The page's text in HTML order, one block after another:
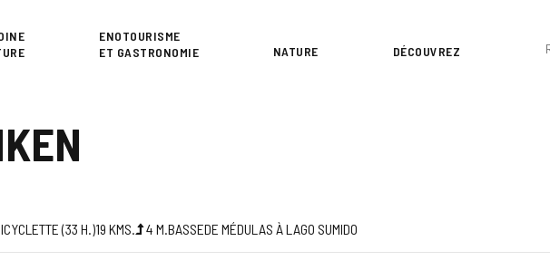
ENOTOURISME
ET GASTRONOMIE
NATURE DÉCOUVREZ
(33 H.)19 KMS. 4 M.BASSEDE MÉDULAS À LAGO SUMIDO